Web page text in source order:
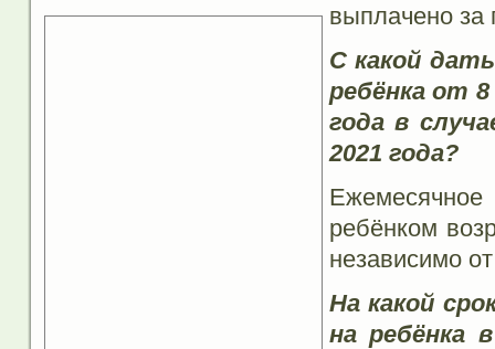
выплачено за
С какой
ребёнка от
года в
2021 года?
ребёнком
независимо
На какой
на ребёнка